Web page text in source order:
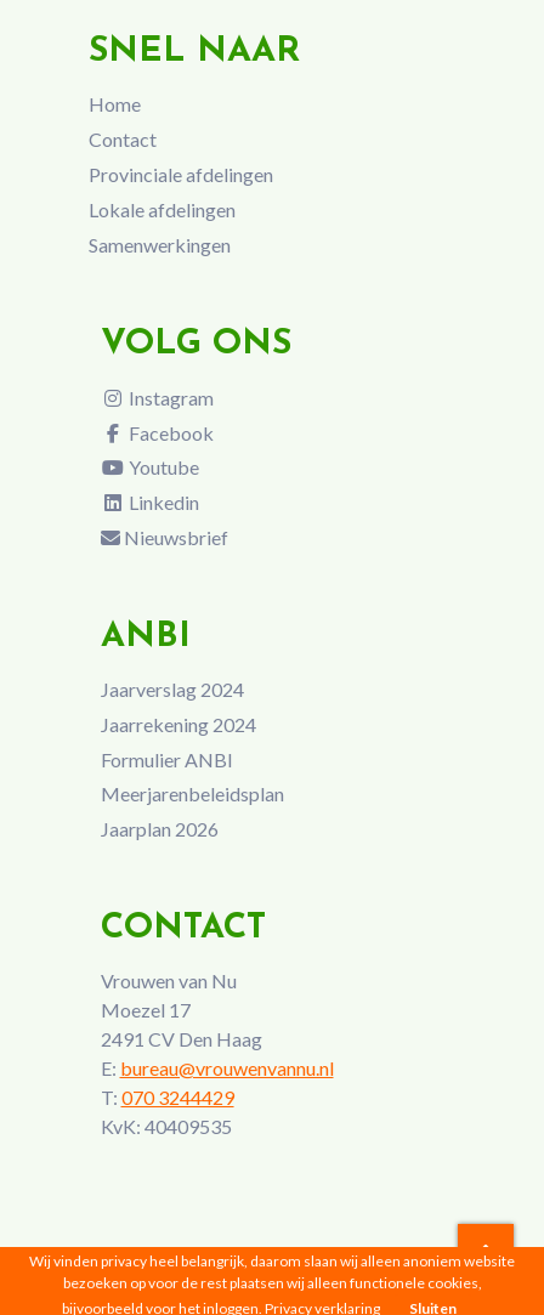
SNEL NAAR
Home
Contact
Provinciale afdelingen
Lokale afdelingen
Samenwerkingen
VOLG ONS
Instagram
Facebook
Youtube
Linkedin
Nieuwsbrief
ANBI
Jaarverslag 2024
Jaarrekening 2024
Formulier ANBI
Meerjarenbeleidsplan
Jaarplan 2026
CONTACT
Vrouwen van Nu
Moezel 17
2491 CV Den Haag
E: bureau@vrouwenvannu.nl
T: 070 3244429
KvK: 40409535
Vrouwen van Nu © 2026 |Privacyverklaring
Wij vinden privacy heel belangrijk, daarom slaan wij alleen anoniem website
bezoeken op voor de rest plaatsen wij alleen functionele cookies,
bijvoorbeeld voor het inloggen. Privacy verklaring Sluiten